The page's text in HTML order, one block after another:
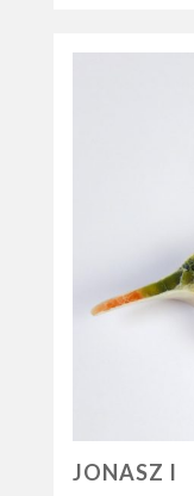
JONASZ I